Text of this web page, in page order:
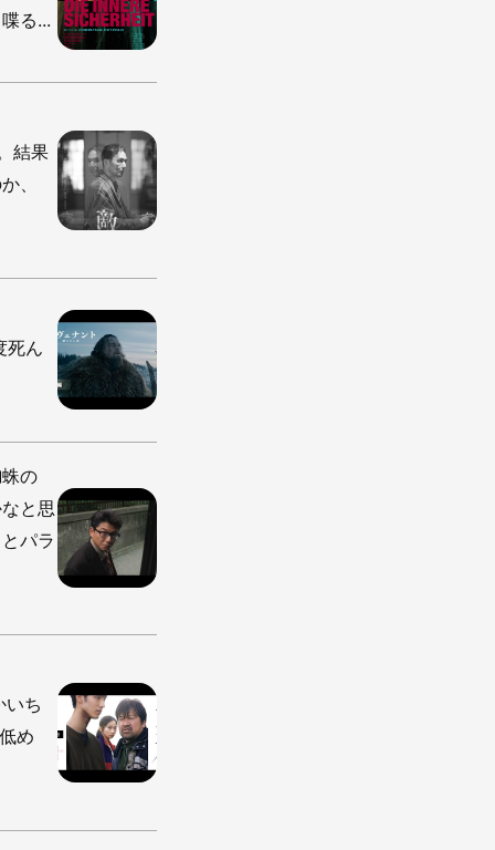
る...
結果
、
死ん
の
と思
パラ
ち
め